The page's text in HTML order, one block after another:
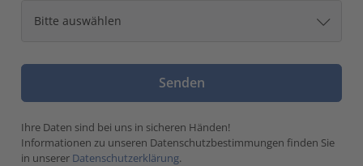
Ihre Daten sind bei uns in sicheren Händen!
Informationen zu unseren Datenschutzbestimmungen finden Sie
in unserer Datenschutzerklärung.